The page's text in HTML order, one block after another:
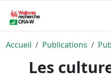
Accueil Publications
Les